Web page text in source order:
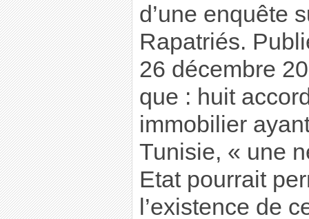
d’une enquête
Rapatriés.
26 décembre
que : huit
immobilier
Tunisie, « une
Etat pourrait
l’existence de